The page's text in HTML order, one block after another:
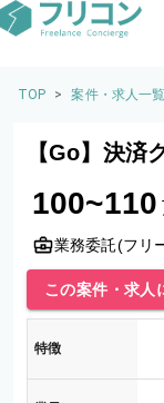
TOP > 案件・求人一覧
【Go】決済
100~110
業務委託(フリ
この案件・求人
特徴